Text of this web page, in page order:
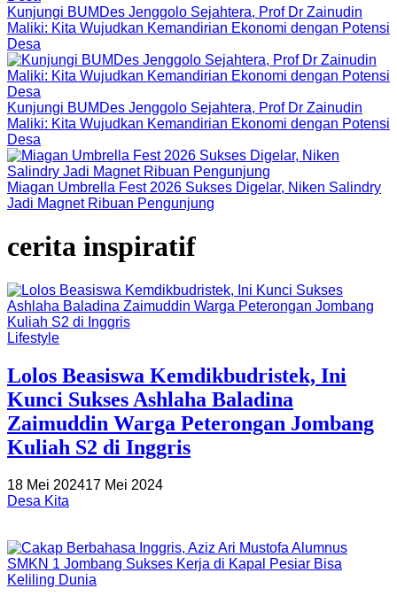
Kunjungi BUMDes Jenggolo Sejahtera, Prof Dr Zainudin
Maliki: Kita Wujudkan Kemandirian Ekonomi dengan Potensi
Desa
Kunjungi BUMDes Jenggolo Sejahtera, Prof Dr Zainudin
Maliki: Kita Wujudkan Kemandirian Ekonomi dengan Potensi
Desa
Miagan Umbrella Fest 2026 Sukses Digelar, Niken Salindry
Jadi Magnet Ribuan Pengunjung
cerita inspiratif
Lifestyle
Lolos Beasiswa Kemdikbudristek, Ini
Kunci Sukses Ashlaha Baladina
Zaimuddin Warga Peterongan Jombang
Kuliah S2 di Inggris
18 Mei 202417 Mei 2024
Desa Kita